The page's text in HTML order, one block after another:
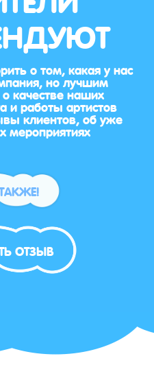
о том, какая у нас
но лучшим
качестве наших
и работы артистов
клиентов, об уже
мероприятиях
ОТЗЫВ